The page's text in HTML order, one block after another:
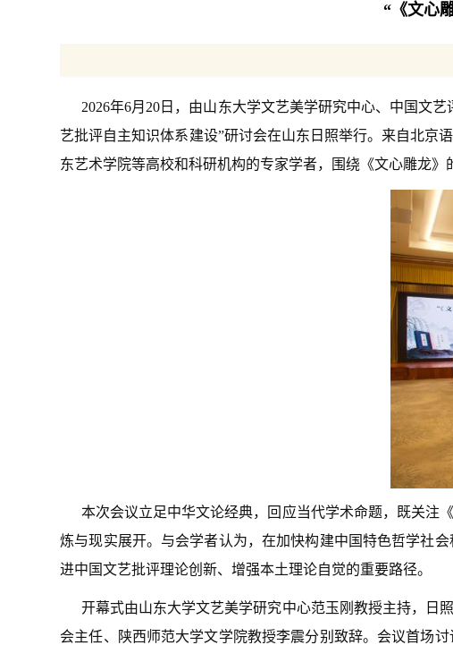
“《文心
2026年6月20日，由山东大学文艺美学研究中心、中国文
艺批评自主知识体系建设”研讨会在山东日照举行。来自北京
东艺术学院等高校和科研机构的专家学者，围绕《文心雕龙
本次会议立足中华文论经典，回应当代学术命题，既关注
炼与现实展开。与会学者认为，在加快构建中国特色哲学社
进中国文艺批评理论创新、增强本土理论自觉的重要路径。
开幕式由山东大学文艺美学研究中心范玉刚教授主持，日
会主任、陕西师范大学文学院教授李震分别致辞。会议首场